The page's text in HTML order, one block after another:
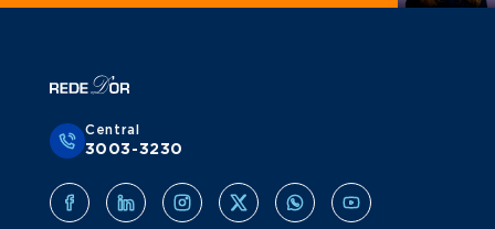
Central
3003-3230